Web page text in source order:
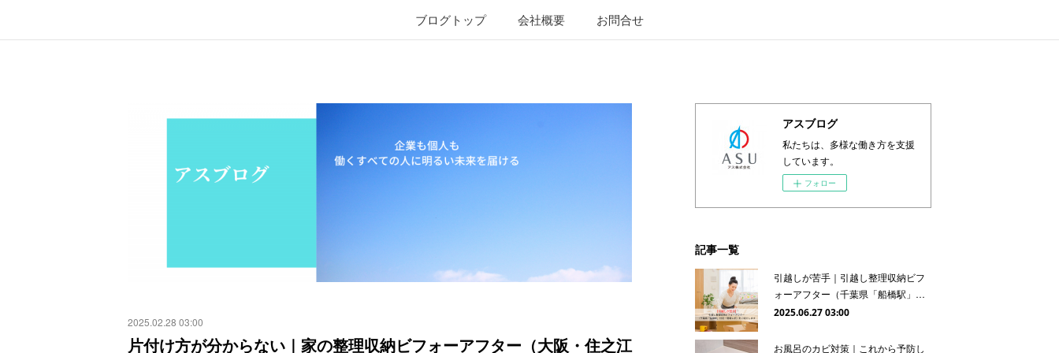
ブログトップ 会社概要 お問合せ
2025.02.28 03:00
片付け方が分からない｜家の整理収納ビフォーアフター（大阪・住之江
アスブログ
私たちは、多様な働き方を支援
しています。
フォロー
記事一覧
引越しが苦手｜引越し整理収納ビフ
ォーアフター（千葉県「船橋駅」…
2025.06.27 03:00
お風呂のカビ対策｜これから予防し